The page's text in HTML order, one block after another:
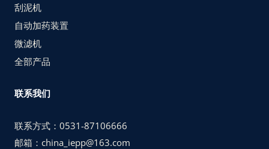
刮泥机
自动加药装置
微滤机
全部产品
联系我们
联系方式：0531-87106666
邮箱：china_iepp@163.com